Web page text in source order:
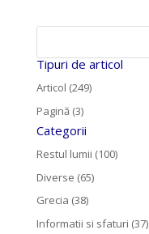
Tipuri de articol
Articol (249)
Pagină (3)
Categorii
Restul lumii (100)
Diverse (65)
Grecia (38)
Informatii si sfaturi (37)